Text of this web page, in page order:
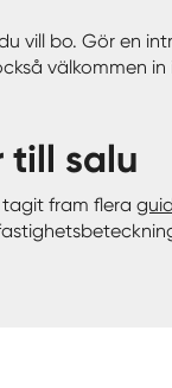
vill bo. Gör en
välkommen in
till salu
fram flera